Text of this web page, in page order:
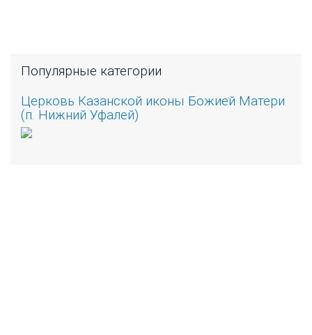
Популярные категории
Церковь Казанской иконы Божией Матери
(п. Нижний Уфалей)